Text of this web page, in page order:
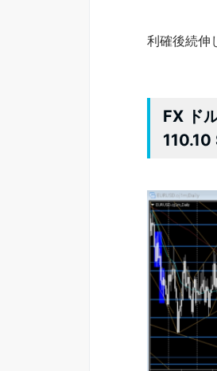
利確後続伸
FX ド